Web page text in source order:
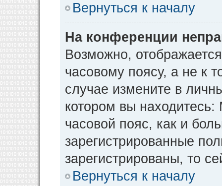
Вернуться к началу
На конференции
Возможно,
часовому поясу, а не к
случае измените в
котором вы находитесь:
часовой пояс, как и
зарегистрированные
зарегистрированы, то
Вернуться к началу